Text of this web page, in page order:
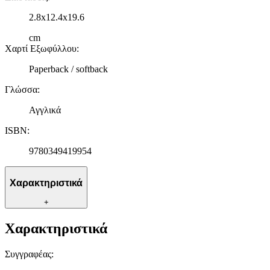
2.8x12.4x19.6
cm
Χαρτί Εξωφύλλου:
Paperback / softback
Γλώσσα:
Αγγλικά
ISBN:
9780349419954
Χαρακτηριστικά
+
Χαρακτηριστικά
Συγγραφέας: